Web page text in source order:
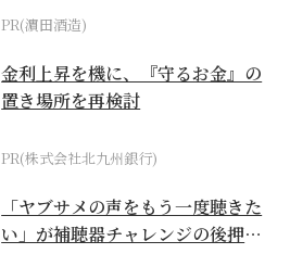
PR(濵田酒造)
金利上昇を機に、『守るお金』の
置き場所を再検討
PR(株式会社北九州銀行)
「ヤブサメの声をもう一度聴きた
い」が補聴器チャレンジの後押し